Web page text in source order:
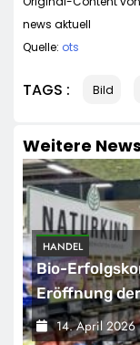
news aktuell
Quelle: ots
TAGS : Bild
Weitere News
HANDEL
Bio-
Eröffnung
EDEKA
14. April 2026